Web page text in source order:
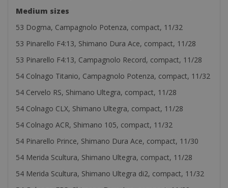
Medium sizes
53 Dogma, Campagnolo Potenza, compact, 11/32
53 Pinarello F4:13, Shimano Dura Ace, compact, 11/28
53 Pinarello F4:13, Campagnolo Record, compact, 11/28
54 Colnago Titanio, Campagnolo Potenza, compact, 11/32
54 Cervelo RS, Shimano Ultegra, compact, 11/28
54 Colnago CLX, Shimano Ultegra, compact, 11/28
54 Colnago ACR, Shimano 105, compact, 11/32
54 Pinarello Prince, Shimano Dura Ace, compact, 11/30
54 Merida Scultura, Shimano Ultegra, compact, 11/28
54 Merida Scultura, Shimano Ultegra di2, compact, 11/32